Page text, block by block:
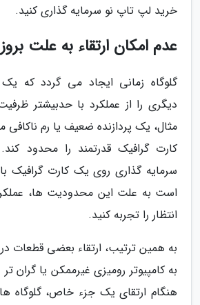
خرید لپ تاپ نو سرمایه گذاری کنید.
عدم امکان ارتقاء به علت
گلوگاه زمانی ایجاد می گردد که
دیگری را از عملکرد با حدبیشتر
مثال، یک پردازنده ضعیف یا رم ناکافی
کارت گرافیک قدرتمند را محدود کند.
سرمایه گذاری روی یک کارت گرافیک با
است به علت این محدودیت ها،
انتظار را تجربه کنید.
به همین ترتیب، ارتقاء بعضی
به کامپیوتر رومیزی غیرممکن یا گران
هنگام ارتقای یک جزء خاص، گلوگاه